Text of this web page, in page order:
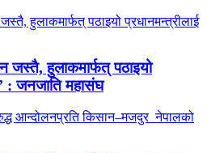
जस्तै, हुलाकमार्फत् पठाइयो
: जनजाति महासंघ